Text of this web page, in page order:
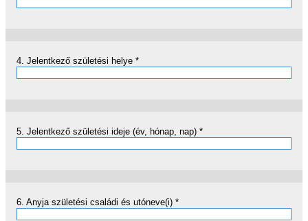
4. Jelentkező születési helye *
5. Jelentkező születési ideje (év, hónap, nap) *
6. Anyja születési családi és utóneve(i) *